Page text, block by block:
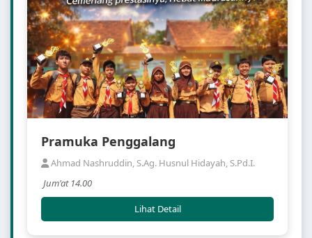
Pramuka Penggalang
Ahmad Nashruddin, S.Ag. Husnul Hidayah, S.Pd.I.
Jum'at 14.00
Lihat Detail